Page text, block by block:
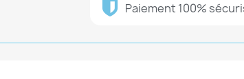
Paiement 100%